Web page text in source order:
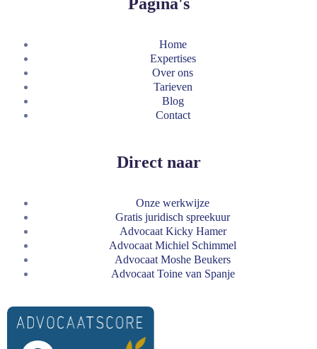
Pagina's
Home
Expertises
Over ons
Tarieven
Blog
Contact
Direct naar
Onze werkwijze
Gratis juridisch spreekuur
Advocaat Kicky Hamer
Advocaat Michiel Schimmel
Advocaat Moshe Beukers
Advocaat Toine van Spanje